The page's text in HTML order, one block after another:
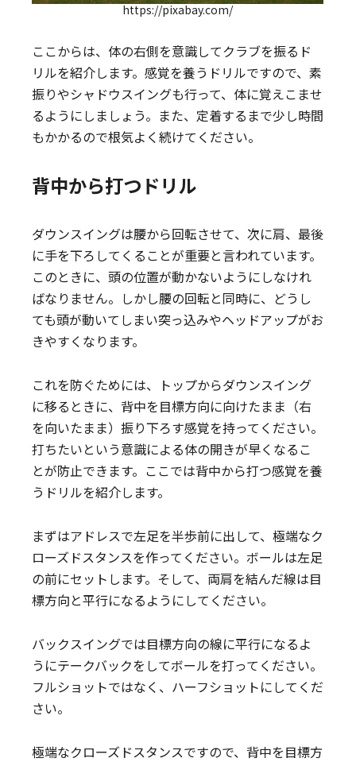
https://pixabay.com/
ここからは、体の右側を意識してクラブを振るド
リルを紹介します。感覚を養うドリルですので、素
振りやシャドウスイングも行って、体に覚えこませ
るようにしましょう。また、定着するまで少し時間
もかかるので根気よく続けてください。
背中から打つドリル
ダウンスイングは腰から回転させて、次に肩、最後
に手を下ろしてくることが重要と言われています。
このときに、頭の位置が動かないようにしなけれ
ばなりません。しかし腰の回転と同時に、どうし
ても頭が動いてしまい突っ込みやヘッドアップがお
きやすくなります。
これを防ぐためには、トップからダウンスイング
に移るときに、背中を目標方向に向けたまま（右
を向いたまま）振り下ろす感覚を持ってください。
打ちたいという意識による体の開きが早くなるこ
とが防止できます。ここでは背中から打つ感覚を養
うドリルを紹介します。
まずはアドレスで左足を半歩前に出して、極端なク
ローズドスタンスを作ってください。ボールは左足
の前にセットします。そして、両肩を結んだ線は目
標方向と平行になるようにしてください。
バックスイングでは目標方向の線に平行になるよ
うにテークバックをしてボールを打ってください。
フルショットではなく、ハーフショットにしてくだ
さい。
極端なクローズドスタンスですので、背中を目標方